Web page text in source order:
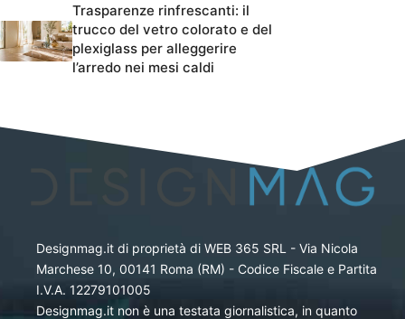
Trasparenze rinfrescanti: il
trucco del vetro colorato e del
plexiglass per alleggerire
l’arredo nei mesi caldi
Designmag.it di proprietà di WEB 365 SRL - Via Nicola
Marchese 10, 00141 Roma (RM) - Codice Fiscale e Partita
I.V.A. 12279101005
Designmag.it non è una testata giornalistica, in quanto